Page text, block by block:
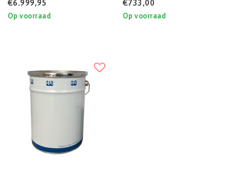
€6.999,95
Op voorraad
€733,00
Op voorraad